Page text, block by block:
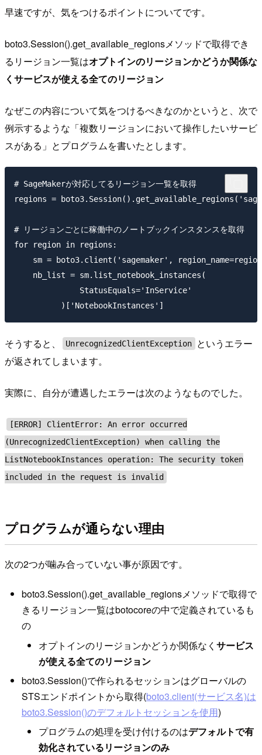
早速ですが、気をつけるポイントについてです。
boto3.Session().get_available_regionsメソッドで取得でき
るリージョン一覧はオプトインのリージョンかどうか関係な
くサービスが使える全てのリージョン
なぜこの内容について気をつけるべきなのかというと、次で
例示するような「複数リージョンにおいて操作したいサービ
スがある」とプログラムを書いたとします。
# SageMakerが対応してるリージョン一覧を取得
regions =
# リージョンごとに稼働中のノートブックインスタンスを取得
for region in regions:
sm = boto3.client('sagemaker',
    nb_list = sm.list_notebook_instances(
              StatusEquals='InService'
そうすると、 UnrecognizedClientException
というエラー
が返されてしまいます。
実際に、自分が遭遇したエラーは次のようなものでした。
[ERROR] ClientError: An error occurred
(UnrecognizedClientException) when calling the
ListNotebookInstances operation: The security token
included in the request is invalid
プログラムが通らない理由
次の2つが噛み合っていない事が原因です。
boto3.Session().get_available_regionsメソッドで取得で
きるリージョン一覧はbotocoreの中で定義されているも
の
オプトインのリージョンかどうか関係なく サービス
が使える全てのリージョン
boto3.Session()で作られるセッションはグローバルの
STSエンドポイントから取得(boto3.client(サービス名)は
boto3.Session()のデフォルトセッションを使用)
プログラムの処理を受け付けるのはデフォルトで有
効化されているリージョンのみ